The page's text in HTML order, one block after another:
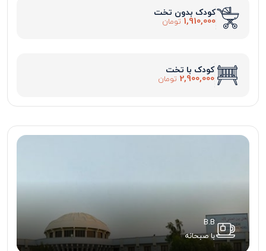
کودک بدون تخت
1,910,000 تومان
کودک با تخت
2,900,000 تومان
B.B
با صبحانه